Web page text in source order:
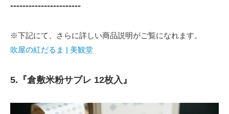
-----------------------
※下記にて、さらに詳しい商品説明がご覧になれます。
吹屋の紅だるま | 美観堂
5.『倉敷米粉サブレ 12枚入』